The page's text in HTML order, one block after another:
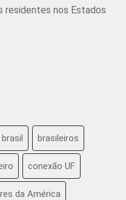
residentes nos Estados
brasil brasileiros
conexão UF
da América